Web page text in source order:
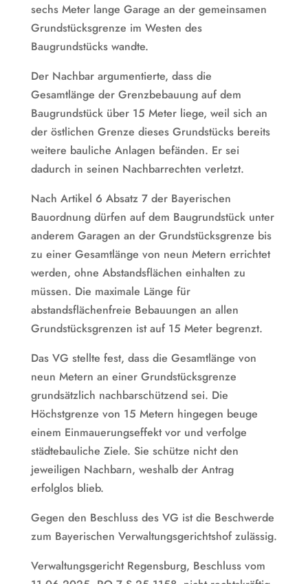
sechs Meter lange Garage an der gemeinsamen
Grundstücksgrenze im Westen des
Baugrundstücks wandte.
Der Nachbar argumentierte, dass die
Gesamtlänge der Grenzbebauung auf dem
Baugrundstück über 15 Meter liege, weil sich an
der östlichen Grenze dieses Grundstücks bereits
weitere bauliche Anlagen befänden. Er sei
dadurch in seinen Nachbarrechten verletzt.
Nach Artikel 6 Absatz 7 der Bayerischen
Bauordnung dürfen auf dem Baugrundstück unter
anderem Garagen an der Grundstücksgrenze bis
zu einer Gesamtlänge von neun Metern errichtet
werden, ohne Abstandsflächen einhalten zu
müssen. Die maximale Länge für
abstandsflächenfreie Bebauungen an allen
Grundstücksgrenzen ist auf 15 Meter begrenzt.
Das VG stellte fest, dass die Gesamtlänge von
neun Metern an einer Grundstücksgrenze
grundsätzlich nachbarschützend sei. Die
Höchstgrenze von 15 Metern hingegen beuge
einem Einmauerungseffekt vor und verfolge
städtebauliche Ziele. Sie schütze nicht den
jeweiligen Nachbarn, weshalb der Antrag
erfolglos blieb.
Gegen den Beschluss des VG ist die Beschwerde
zum Bayerischen Verwaltungsgerichtshof zulässig.
Verwaltungsgericht Regensburg, Beschluss vom